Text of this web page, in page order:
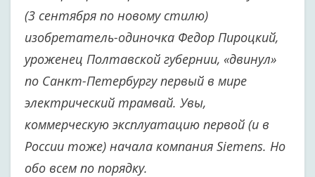
(3 сентября по новому стилю)
изобретатель-одиночка Федор Пироцкий,
уроженец Полтавской губернии, «двинул»
по Санкт-Петербургу первый в мире
электрический трамвай. Увы,
коммерческую эксплуатацию первой (и в
России тоже) начала компания Siemens. Но
обо всем по порядку.